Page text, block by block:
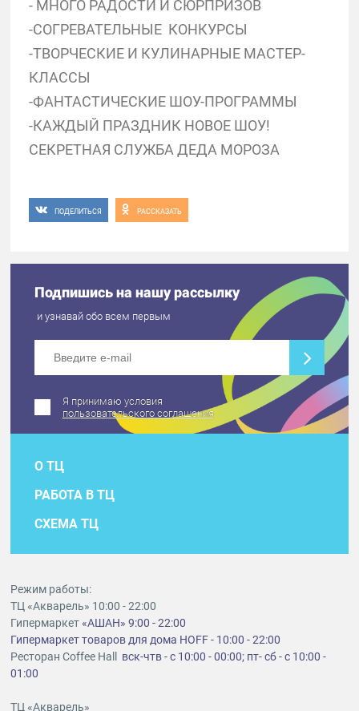
- МНОГО РАДОСТИ И СЮРПРИЗОВ
-СОГРЕВАТЕЛЬНЫЕ КОНКУРСЫ
-ТВОРЧЕСКИЕ И КУЛИНАРНЫЕ МАСТЕР-
КЛАССЫ
-ФАНТАСТИЧЕСКИЕ ШОУ-ПРОГРАММЫ
-КАЖДЫЙ ПРАЗДНИК НОВОЕ ШОУ!
СЕКРЕТНАЯ СЛУЖБА ДЕДА МОРОЗА
ПОДЕЛИТЬСЯ РАССКАЗАТЬ
Подпишись на нашу рассылку
и узнавай обо всем первым
Я принимаю условия
пользовательского соглашения
О ТЦ
РАБОТА В ТЦ
СХЕМА ТЦ
Режим работы:
ТЦ «Акварель» 10:00 - 22:00
Гипермаркет«АШАН» 9:00 - 22:00
Гипермаркет товаров для дома HOFF - 10:00 - 22:00
Ресторан Coffee Hall вск-чтв - с 10:00 - 00:00; пт- сб - с 10:00 -
01:00
ТЦ «Акварель»